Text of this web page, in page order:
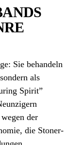
Sie behandeln
als
Spirit”
der
die Stoner-